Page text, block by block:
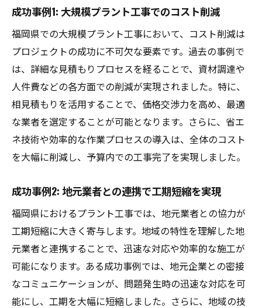
成功事例1: 大規模プラント工事でのコスト削減
福岡県での大規模プラント工事において、コスト削減は
プロジェクトの成功に不可欠な要素です。過去の事例で
は、詳細な見積もりプロセスを経ることで、資材調達や
人件費などの各方面での削減が実現されました。特に、
相見積もりを活用することで、価格交渉力を高め、最適
な業者を選定することが可能となります。さらに、省エ
ネ技術や効率的な作業プロセスの導入は、全体のコスト
を大幅に削減し、予算内での工事完了を実現しました。
成功事例2: 地元業者との連携で工期短縮を実現
福岡県におけるプラント工事では、地元業者との協力が
工期短縮に大きく寄与します。地域の特性を理解した地
元業者と連携することで、迅速な対応や効率的な施工が
可能になります。ある成功事例では、地元企業との密接
なコミュニケーションが、問題発生時の迅速な対応を可
能にし、工期を大幅に短縮しました。さらに、地域の技